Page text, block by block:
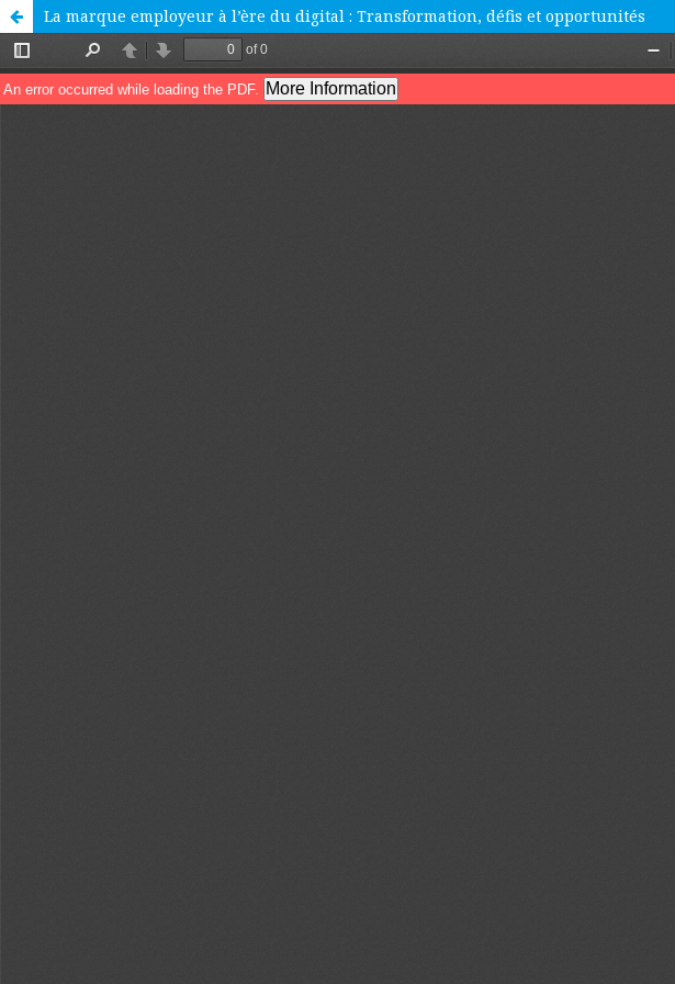
La marque employeur à l’ère du digital : Transformation, défis et opportunités